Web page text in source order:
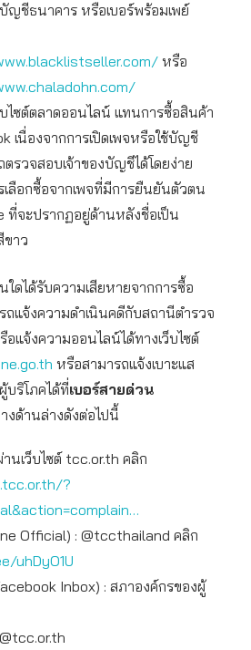
ญชีธนาคาร หรือเบอร์พร้อมเพย์
หรือ
ไซต์ตลาดออนไลน์ แทนการซื้อสินค้า
เนื่องจากการเปิดเพจหรือใช้บัญชี
รวจสอบเจ้าของบัญชีได้โดยง่าย
เลือกซื้อจากเพจที่มีการยืนยันตัวตน
ที่จะปรากฏอยู่ด้านหลังชื่อเป็น
ขาว
ดได้รับความเสียหายจากการซื้อ
แจ้งความดำเนินคดีกับสถานีตำรวจ
แจ้งความออนไลน์ได้ทางเว็บไซต์
หรือสามารถแจ้งเบาะแส
บริโภคได้ที่เบอร์สายด่วน
งด้านล่างดังต่อไปนี้
นเว็บไซต์ tcc.or.th คลิก
?
Official) : @tccthailand คลิก
uhDyO1U
Inbox) : สภาองค์กรของผู้